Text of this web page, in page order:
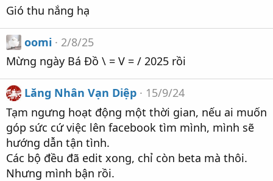
Gió thu nắng hạ
oomi
2/8/25
Mừng ngày Bá Đồ \ = V = / 2025 rồi
Lăng Nhân Vạn Diệp
15/9/24
Tạm ngưng hoạt động một thời gian, nếu ai muốn
góp sức cứ việc lên facebook tìm mình, mình sẽ
hướng dẫn tận tình.
Các bộ đều đã edit xong, chỉ còn beta mà thôi.
Nhưng mình bận rồi.